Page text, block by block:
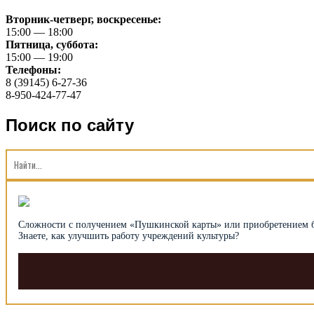
Вторник-четверг, воскресенье:
15:00 — 18:00
Пятница, суббота:
15:00 — 19:00
Телефоны:
8 (39145) 6-27-36
8-950-424-77-47
Поиск по сайту
Сложности с получением «Пуш­кин­ской карты» или при­об­рете­нием
Знаете, как улуч­шить рабо­ту уч­ре­ждений культуры?